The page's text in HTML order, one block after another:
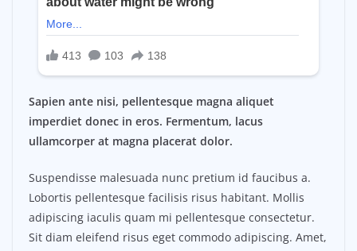
Sapien ante nisi, pellentesque magna aliquet
imperdiet donec in eros. Fermentum, lacus
ullamcorper at magna placerat dolor.
Suspendisse malesuada nunc pretium id faucibus a.
Lobortis pellentesque facilisis risus habitant. Mollis
adipiscing iaculis quam mi pellentesque consectetur.
Sit diam eleifend risus eget commodo adipiscing. Amet,